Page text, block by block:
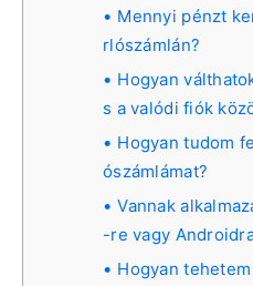
Mennyi pénzt
rlószámlán?
Hogyan
s a valódi fiók
Hogyan tudom
ószámlámat?
Vannak
-re vagy
Hogyan